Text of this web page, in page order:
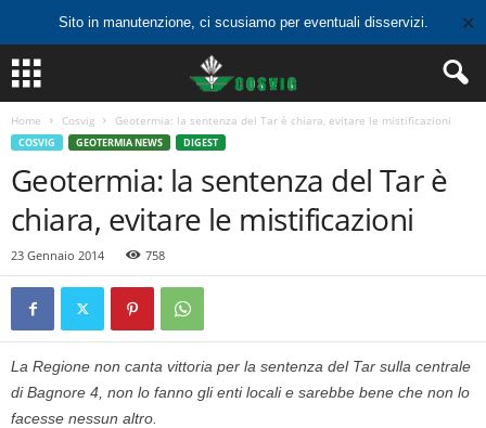
Sito in manutenzione, ci scusiamo per eventuali disservizi. ✕
Home Cosvig Geotermia: la sentenza del Tar è chiara, evitare le mistificazioni
COSVIG GEOTERMIA NEWS DIGEST
Geotermia: la sentenza del Tar è
chiara, evitare le mistificazioni
23 Gennaio 2014 758
La Regione non canta vittoria per la sentenza del Tar sulla centrale
di Bagnore 4, non lo fanno gli enti locali e sarebbe bene che non lo
facesse nessun altro.